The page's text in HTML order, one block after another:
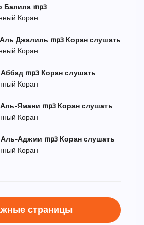
Балила mp3
Коран
Джалиль mp3 Коран слушать
Коран
mp3 Коран слушать
Коран
Ямани mp3 Коран слушать
Коран
Аджми mp3 Коран слушать
Коран
страницы